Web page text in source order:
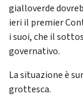
gialloverde
ieri il premier
i suoi, che il
governativo.
La situazione è
grottesca.